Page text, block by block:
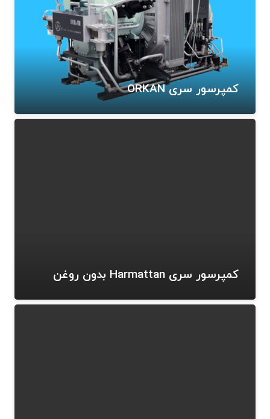
کمپرسور سری ORKAN
کمپرسور سری Harmattan بدون روغن